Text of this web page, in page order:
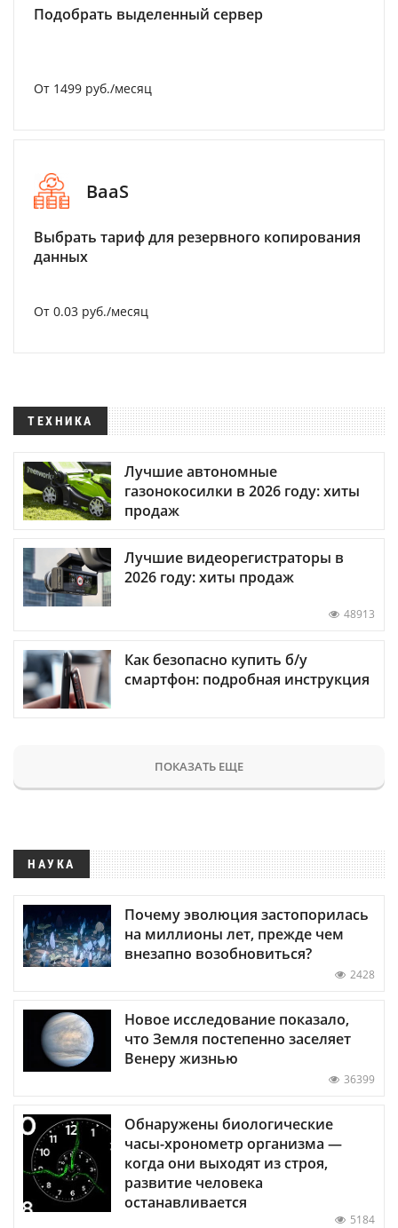
Подобрать выделенный сервер
От 1499 руб./месяц
BaaS
Выбрать тариф для резервного копирования
данных
От 0.03 руб./месяц
ТЕХНИКА
Лучшие автономные
газонокосилки в 2026 году: хиты
продаж
Лучшие видеорегистраторы в
2026 году: хиты продаж
48913
Как безопасно купить б/у
смартфон: подробная инструкция
ПОКАЗАТЬ ЕЩЕ
НАУКА
Почему эволюция застопорилась
на миллионы лет, прежде чем
внезапно возобновиться?
2428
Новое исследование показало,
что Земля постепенно заселяет
Венеру жизнью
36399
Обнаружены биологические
часы-хронометр организма —
когда они выходят из строя,
развитие человека
останавливается
5184